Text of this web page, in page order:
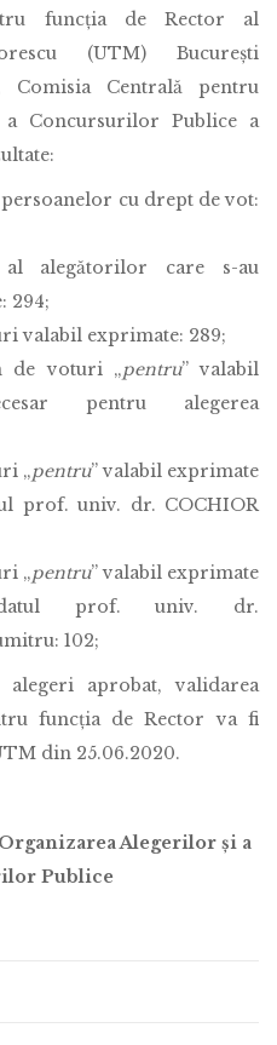
funcția de Rector al
(UTM) București
Comisia Centrală pentru
Concursurilor Publice a
cu drept de vot:
alegătorilor care s-au
294;
valabil exprimate: 289;
de voturi „pentru” valabil
pentru alegerea
„pentru” valabil exprimate
prof. univ. dr. COCHIOR
„pentru” valabil exprimate
prof. univ. dr.
102;
aprobat, validarea
funcția de Rector va fi
din 25.06.2020.
Alegerilor și a
Publice